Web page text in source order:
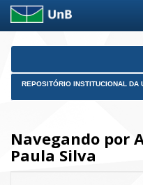
Skip
REPOSITÓRIO INSTITUCIONAL DA
Navegando por
Paula Silva